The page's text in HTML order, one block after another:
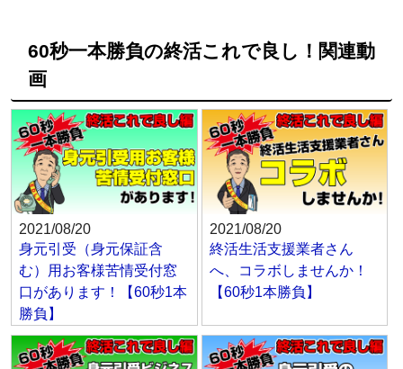
60秒一本勝負の終活これで良し！関連動
画
2021/08/20
身元引受（身元保証含
む）用お客様苦情受付窓
口があります！【60秒1本
勝負】
2021/08/20
終活生活支援業者さん
へ、コラボしませんか！
【60秒1本勝負】